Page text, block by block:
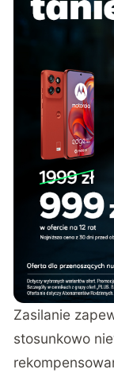
Zasilanie
stosunkowo